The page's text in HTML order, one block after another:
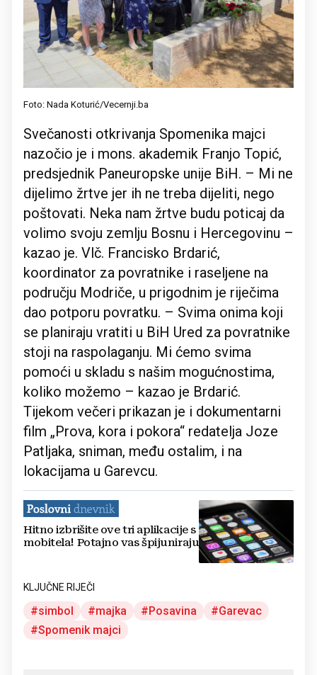
Foto: Nada Koturić/Vecernji.ba
Svečanosti otkrivanja Spomenika majci
nazočio je i mons. akademik Franjo Topić,
predsjednik Paneuropske unije BiH. – Mi ne
dijelimo žrtve jer ih ne treba dijeliti, nego
poštovati. Neka nam žrtve budu poticaj da
volimo svoju zemlju Bosnu i Hercegovinu –
kazao je. Vlč. Francisko Brdarić,
koordinator za povratnike i raseljene na
području Modriče, u prigodnim je riječima
dao potporu povratku. – Svima onima koji
se planiraju vratiti u BiH Ured za povratnike
stoji na raspolaganju. Mi ćemo svima
pomoći u skladu s našim mogućnostima,
koliko možemo – kazao je Brdarić.
Tijekom večeri prikazan je i dokumentarni
film „Prova, kora i pokora“ redatelja Joze
Patljaka, sniman, među ostalim, i na
lokacijama u Garevcu.
Hitno izbrišite ove tri aplikacije s
mobitela! Potajno vas špijuniraju
KLJUČNE RIJEČI
simbol majka Posavina
Garevac
Spomenik majci